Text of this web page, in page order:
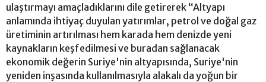
ulaştırmayı amaçladıklarını dile getirerek “Altyapı
anlamında ihtiyaç duyulan yatırımlar, petrol ve doğal gaz
üretiminin artırılması hem karada hem denizde yeni
kaynakların keşfedilmesi ve buradan sağlanacak
ekonomik değerin Suriye'nin altyapısında, Suriye'nin
yeniden inşasında kullanılmasıyla alakalı da yoğun bir